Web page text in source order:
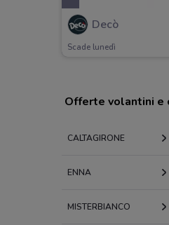
Decò
Scade lunedì
Offerte volantini e
CALTAGIRONE
ENNA
MISTERBIANCO